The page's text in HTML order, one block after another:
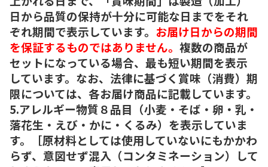
日から品質の保持が十分に可能な日までをそれ
ぞれ期間で表示しています。 お届け日からの期間
を保証するものではありません。 複数の商品が
セットになっている場合、最も短い期間を表示
しています。なお、法律に基づく賞味（消費）期
限については、各お届け商品に記載しています。
5.アレルギー物質８品目（小麦・そば・卵・乳・
落花生・えび・かに・くるみ）を表示していま
す。［原材料としては使用していないにもかかわ
らず、意図せず混入（コンタミネーション）して